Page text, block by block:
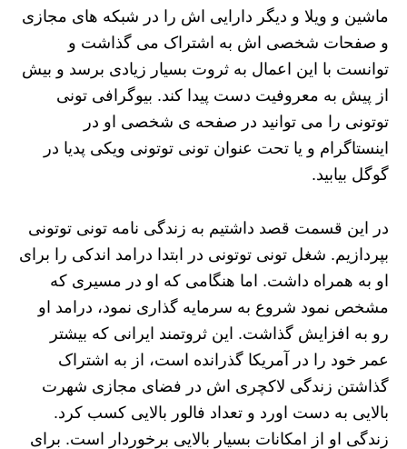
ماشین و ویلا و دیگر دارایی اش را در شبکه های مجازی
و صفحات شخصی اش به اشتراک می گذاشت و
توانست با این اعمال به ثروت بسیار زیادی برسد و بیش
از پیش به معروفیت دست پیدا کند. بیوگرافی تونی
توتونی را می توانید در صفحه ی شخصی او در
اینستاگرام و یا تحت عنوان تونی توتونی ویکی پدیا در
گوگل بیابید.
در این قسمت قصد داشتیم به زندگی نامه تونی توتونی
بپردازیم. شغل تونی توتونی در ابتدا درامد اندکی را برای
او به همراه داشت. اما هنگامی که او در مسیری که
مشخص نمود شروع به سرمایه گذاری نمود، درامد او
رو به افزایش گذاشت. این ثروتمند ایرانی که بیشتر
عمر خود را در آمریکا گذرانده است، از به اشتراک
گذاشتن زندگی لاکچری اش در فضای مجازی شهرت
بالایی به دست اورد و تعداد فالور بالایی کسب کرد.
زندگی او از امکانات بسیار بالایی برخوردار است. برای